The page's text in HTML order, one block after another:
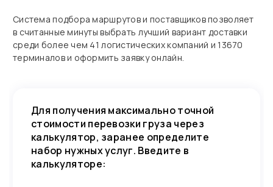
Система подбора маршрутов и поставщиков позволяет
в считанные минуты выбрать лучший вариант доставки
среди более чем 41 логистических компаний и 13670
терминалов и оформить заявку онлайн.
Для получения максимально точной
стоимости перевозки груза через
калькулятор, заранее определите
набор нужных услуг. Введите в
калькуляторе: